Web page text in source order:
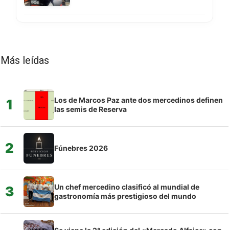
Más leídas
1
Los de Marcos Paz ante dos mercedinos definen
las semis de Reserva
2 Fúnebres 2026
3
Un chef mercedino clasificó al mundial de
gastronomía más prestigioso del mundo